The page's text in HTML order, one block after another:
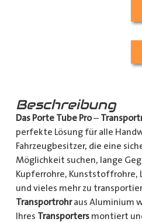
Beschreibung
Das Porte Tube Pro–
perfekte Lösung für alle
Fahrzeugbesitzer, die eine
Möglichkeit suchen, lange
Kupferrohre, Kunststoffrohre,
und vieles mehr zu
Transportrohraus Aluminium
Ihres Transportersmontiert